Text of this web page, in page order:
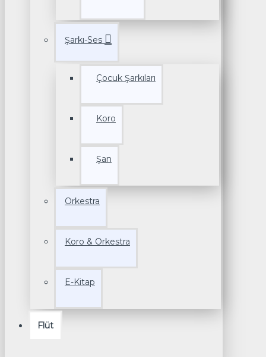
Şarkı-Ses
Çocuk Şarkıları
Koro
Şan
Orkestra
Koro & Orkestra
E-Kitap
Flüt